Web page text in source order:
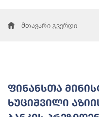
მთავარი გვერდი
ფინანსთა
ხუციშვილი